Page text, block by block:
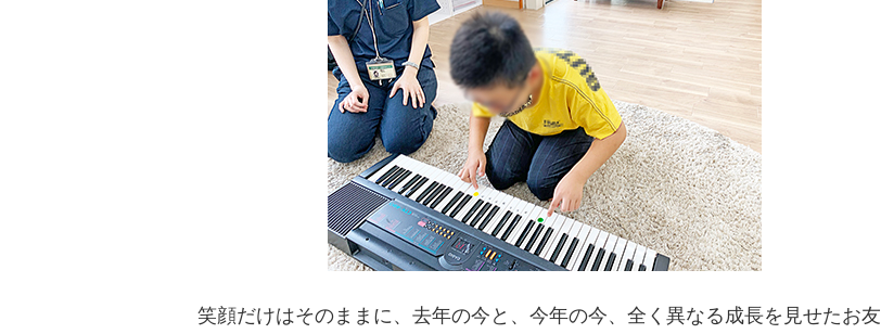
笑顔だけはそのままに、去年の今と、今年の今、全く異なる成長を見せたお友